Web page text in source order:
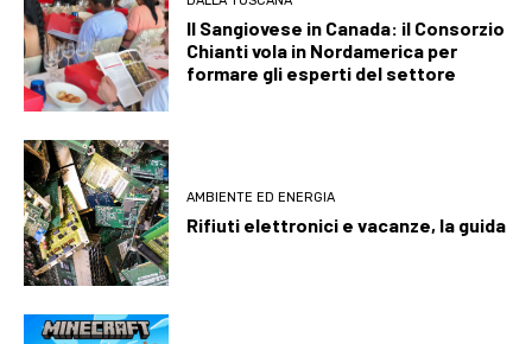
Il Sangiovese in Canada: il Consorzio
Chianti vola in Nordamerica per
formare gli esperti del settore
AMBIENTE ED ENERGIA
Rifiuti elettronici e vacanze, la guida